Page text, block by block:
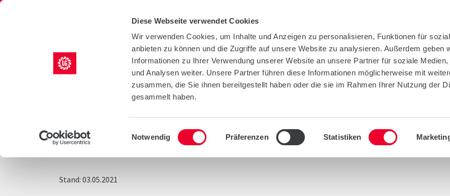
Diese Webseite verwendet Cookies
Wir verwenden Cookies, um Inhalte und Anzeigen zu personalisieren, Funktionen für
anbieten zu können und die Zugriffe auf unsere Website zu analysieren. Außerdem geben
Informationen zu Ihrer Verwendung unserer Website an unsere Partner für soziale Medien,
und Analysen weiter. Unsere Partner führen diese Informationen möglicherweise mit
zusammen, die Sie ihnen bereitgestellt haben oder die sie im Rahmen Ihrer Nutzung der
gesammelt haben.
Einwilligungsauswahl
Notwendig Präferenzen Statistiken
KULTUREN AGRILITY UNTERNEHMEN INFOTHEK
Blog
RAPS ANBAU IN SACHSEN-ANHALT
Stand: 03.05.2021